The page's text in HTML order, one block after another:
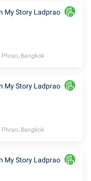
My Story Ladprao
Phrao, Bangkok
My Story Ladprao
Phrao, Bangkok
My Story Ladprao